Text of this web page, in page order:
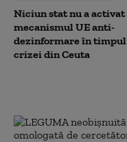
Niciun stat nu a activat
mecanismul UE anti-
dezinformare în timpul
crizei din Ceuta